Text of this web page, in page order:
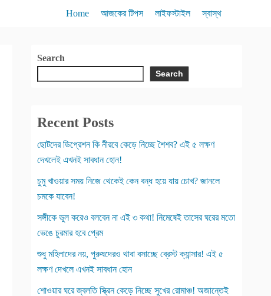
Home আজকের টিপস লাইফস্টাইল স্বাস্থ
Search
Search
Recent Posts
ছোটদের ডিপ্রেশন কি নীরবে কেড়ে নিচ্ছে শৈশব? এই ৫ লক্ষণ
দেখলেই এখনই সাবধান হোন!
চুমু খাওয়ার সময় নিজে থেকেই কেন বন্ধ হয়ে যায় চোখ? জানলে
চমকে যাবেন!
সঙ্গীকে ভুল করেও বলবেন না এই ৩ কথা! নিমেষেই তাসের ঘরের মতো
ভেঙে চুরমার হবে প্রেম
শুধু মহিলাদের নয়, পুরুষদেরও থাবা বসাচ্ছে ব্রেস্ট ক্যান্সার! এই ৫
লক্ষণ দেখলে এখনই সাবধান হোন
শোওয়ার ঘরে জ্বলতি স্ক্রিন কেড়ে নিচ্ছে সুখের রোমাঞ্চ! অজান্তেই